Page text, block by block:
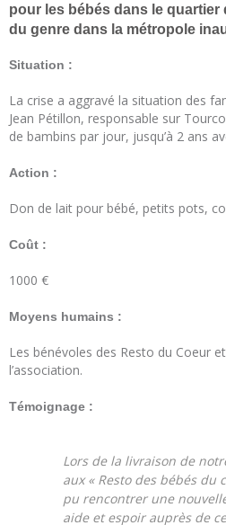
pour les bébés dans le quartier
du genre dans la métropole
Situation :
La crise a aggravé la situation des
Jean Pétillon, responsable sur
de bambins par jour, jusqu’à 2 ans
Action :
Don de lait pour bébé, petits pots,
Coût :
1000 €
Moyens humains :
Les bénévoles des Resto du Coeur
l’association.
Témoignage :
Lors de la livraison de
aux « Resto des bébés du
pu rencontrer une
aide et espoir auprès de